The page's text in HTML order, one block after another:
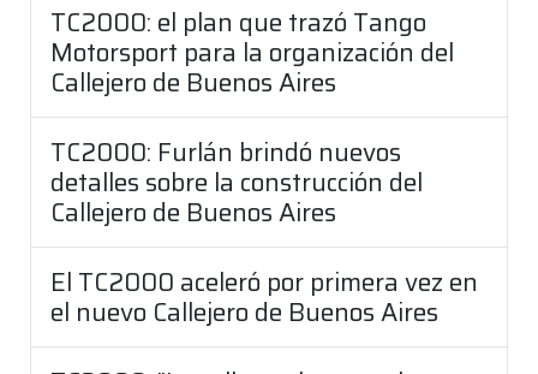
TC2000: el plan que trazó Tango
Motorsport para la organización del
Callejero de Buenos Aires
TC2000: Furlán brindó nuevos
detalles sobre la construcción del
Callejero de Buenos Aires
El TC2000 aceleró por primera vez en
el nuevo Callejero de Buenos Aires